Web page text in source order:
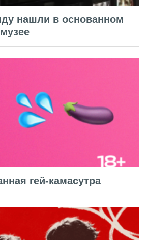
нашли в основанном
гей-камасутра